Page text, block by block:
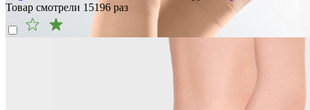
Товар смотрели 15196 раз